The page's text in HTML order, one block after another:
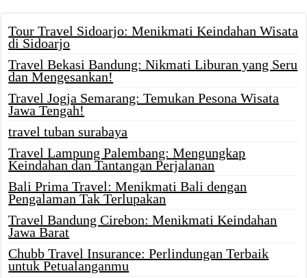
Tour Travel Sidoarjo: Menikmati Keindahan Wisata
di Sidoarjo
Travel Bekasi Bandung: Nikmati Liburan yang Seru
dan Mengesankan!
Travel Jogja Semarang: Temukan Pesona Wisata
Jawa Tengah!
travel tuban surabaya
Travel Lampung Palembang: Mengungkap
Keindahan dan Tantangan Perjalanan
Bali Prima Travel: Menikmati Bali dengan
Pengalaman Tak Terlupakan
Travel Bandung Cirebon: Menikmati Keindahan
Jawa Barat
Chubb Travel Insurance: Perlindungan Terbaik
untuk Petualanganmu